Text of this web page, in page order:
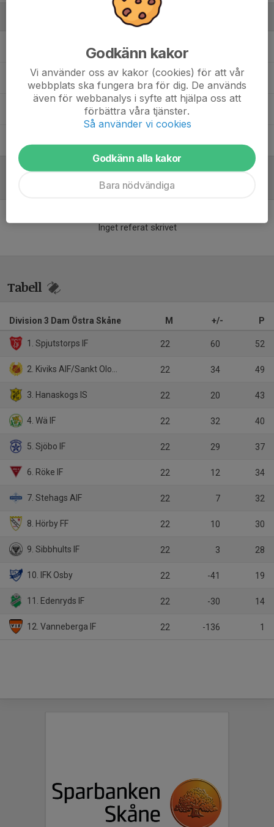
Fredrik Axelsson Lagledare, Tränare
Henrik NilssonHuvudtränare
Michael AndersenLagledare U-lag
Inget referat skrivet
Tabell
Division 3 Dam Östra Skåne M +/- P
1. Spjutstorps IF 22 60 52
2. Kiviks AIF/Sankt Olofs IF 22 34 49
3. Hanaskogs IS 22 20 43
4. Wä IF 22 32 40
5. Sjöbo IF 22 29 37
6. Röke IF 22 12 34
7. Stehags AIF 22 7 32
8. Hörby FF 22 10 30
9. Sibbhults IF 22 3 28
10. IFK Osby 22 -41 19
11. Edenryds IF 22 -30 14
12. Vanneberga IF 22 -136 1
Godkänn kakor
Vi använder oss av kakor (cookies) för att vår
webbplats ska fungera bra för dig. De används
även för webbanalys i syfte att hjälpa oss att
förbättra våra tjänster.
Så använder vi cookies
Godkänn alla kakor
Bara nödvändiga